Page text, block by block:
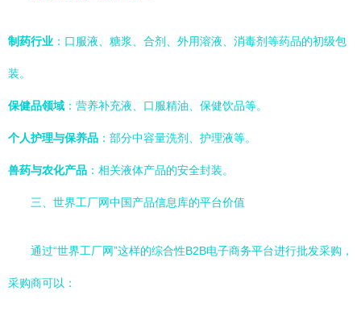
制药行业 ：口服液、糖浆、合剂、外用溶液、消毒剂等药品的初级包
装。
保健品领域 ：营养补充液、口服精油、保健饮品等。
个人护理与保养品 ：部分中容量洗剂、护理液等。
兽药与农化产品 ：相关液体产品的安全封装。
三、世界工厂网中国产品信息库的平台价值
通过“世界工厂网”这样的综合性B2B电子商务平台进行批发采购，
采购商可以：